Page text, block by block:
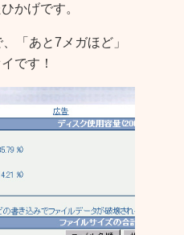
かげです。
「あと7メガほど」
です！